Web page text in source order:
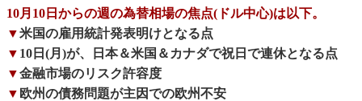
10月10日からの週の為替相場の焦点(ドル中心)は以下。
▼米国の雇用統計発表明けとなる点
▼ 10日(月)が、日本＆米国＆カナダで祝日で連休となる点
▼金融市場のリスク許容度
▼ 欧州の債務問題が主因での欧州不安